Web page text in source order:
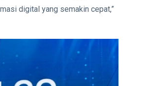
digital yang semakin cepat,”